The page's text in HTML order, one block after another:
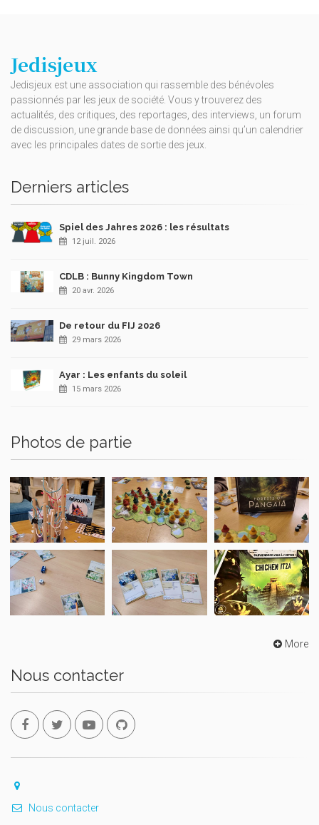
Jedisjeux
Jedisjeux est une association qui rassemble des bénévoles
passionnés par les jeux de société. Vous y trouverez des
actualités, des critiques, des reportages, des interviews, un forum
de discussion, une grande base de données ainsi qu’un calendrier
avec les principales dates de sortie des jeux.
Derniers articles
Spiel des Jahres 2026 : les résultats
12 juil. 2026
CDLB : Bunny Kingdom Town
20 avr. 2026
De retour du FIJ 2026
29 mars 2026
Ayar : Les enfants du soleil
15 mars 2026
Photos de partie
More
Nous contacter
Nous contacter